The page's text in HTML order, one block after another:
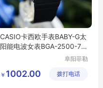
CASIO卡西欧手表BABY-G太
阳能电波女表BGA-2500-7A/
阜阳菲勒
公司
￥ 1002.00 拨打电话